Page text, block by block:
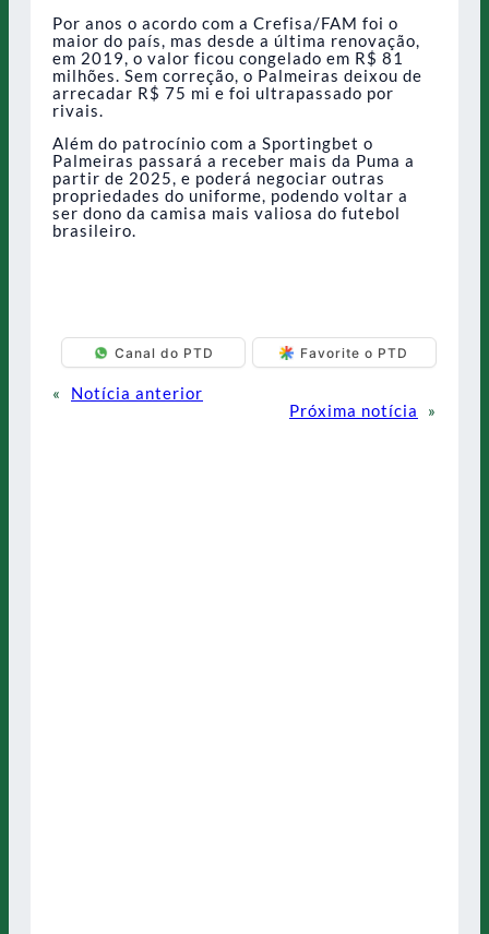
Por anos o acordo com a Crefisa/FAM foi o
maior do país, mas desde a última renovação,
em 2019, o valor ficou congelado em R$ 81
milhões. Sem correção, o Palmeiras deixou de
arrecadar R$ 75 mi e foi ultrapassado por
rivais.
Além do patrocínio com a Sportingbet o
Palmeiras passará a receber mais da Puma a
partir de 2025, e poderá negociar outras
propriedades do uniforme, podendo voltar a
ser dono da camisa mais valiosa do futebol
brasileiro.
Canal do PTD Favorite o PTD
«
Notícia anterior
Próxima notícia
»